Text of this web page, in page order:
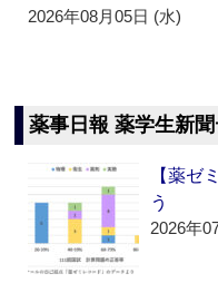
2026年08月05日 (水)
薬事日報 薬学生新
【薬ゼ
う
2026年